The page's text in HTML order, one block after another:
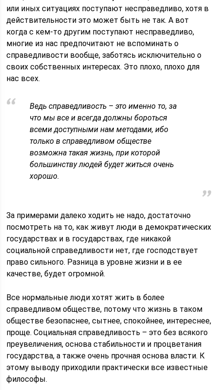
или иных ситуациях поступают несправедливо, хотя в
действительности это может быть не так. А вот
когда с кем-то другим поступают несправедливо,
многие из нас предпочитают не вспоминать о
справедливости вообще, заботясь исключительно о
своих собственных интересах. Это плохо, плохо для
нас всех.
Ведь справедливость – это именно то, за
что мы все и всегда должны бороться
всеми доступными нам методами, ибо
только в справедливом обществе
возможна такая жизнь, при которой
большинству людей будет житься очень
хорошо.
За примерами далеко ходить не надо, достаточно
посмотреть на то, как живут люди в демократических
государствах и в государствах, где никакой
социальной справедливости нет, где господствует
право сильного. Разница в уровне жизни и в ее
качестве, будет огромной.
Все нормальные люди хотят жить в более
справедливом обществе, потому что жизнь в таком
обществе безопаснее, сытнее, спокойнее, интереснее,
проще. Социальная справедливость – это без всякого
преувеличения, основа стабильности и процветания
государства, а также очень прочная основа власти. К
этому выводу приходили практически все известные
философы.